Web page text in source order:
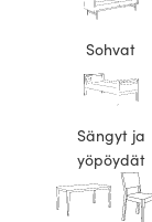
Sohvat
Sängyt ja
yöpöydät